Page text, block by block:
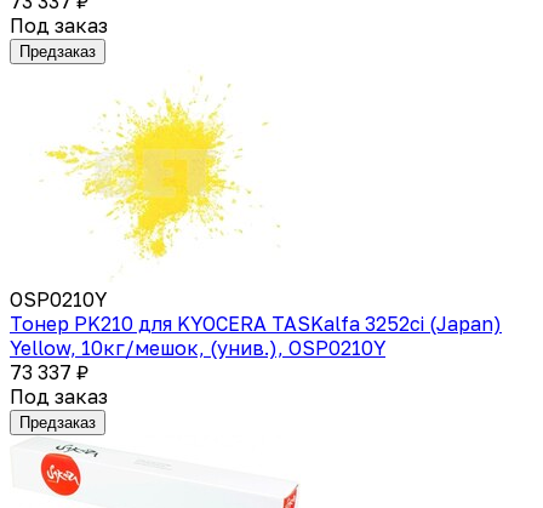
Под заказ
Предзаказ
OSP0210Y
Тонер PK210 для KYOCERA TASKalfa 3252ci (Japan)
Yellow, 10кг/мешок, (унив.), OSP0210Y
73 337 ₽
Под заказ
Предзаказ